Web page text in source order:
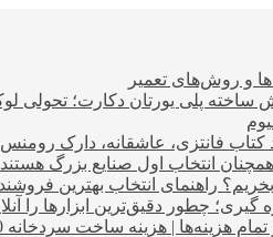
ساخته پلی یورتان دکارت؛
راهنمای انتخاب بهترین
گیری؛ چطور دقیق‌ترین ابزارها را
| هزینه ساخت سردخانه 10 تا 10000 تنی